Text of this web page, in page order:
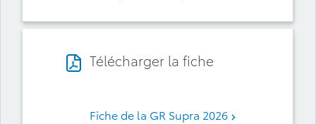
Télécharger la fiche
Fiche de la GR Supra 2026